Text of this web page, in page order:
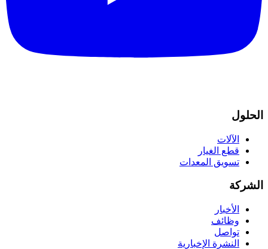
الحلول
الآلات
قطع الغيار
تسويق المعدات
الشركة
الأخبار
وظائف
تواصل
النشرة الإخبارية